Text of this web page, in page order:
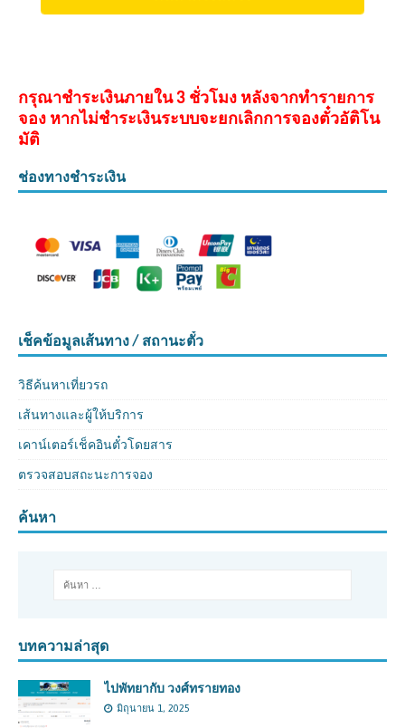
กรุณาชำระเงินภายใน 3 ชั่วโมง หลังจากทำรายการ
จอง หากไม่ชำระเงินระบบจะยกเลิกการจองตั๋วอัติโน
มัติ
ช่องทางชำระเงิน
เช็คข้อมูลเส้นทาง / สถานะตั๋ว
วิธีค้นหาเที่ยวรถ
เส้นทางและผู้ให้บริการ
เคาน์เตอร์เช็คอินตั๋วโดยสาร
ตรวจสอบสถะนะการจอง
ค้นหา
บทความล่าสุด
ไปพัทยากับ วงศ์ทรายทอง
มิถุนายน 1, 2025